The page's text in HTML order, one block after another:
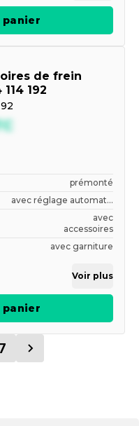
panier
de frein
192
prémonté
avec réglage automat...
avec
accessoires
avec garniture
Voir plus
panier